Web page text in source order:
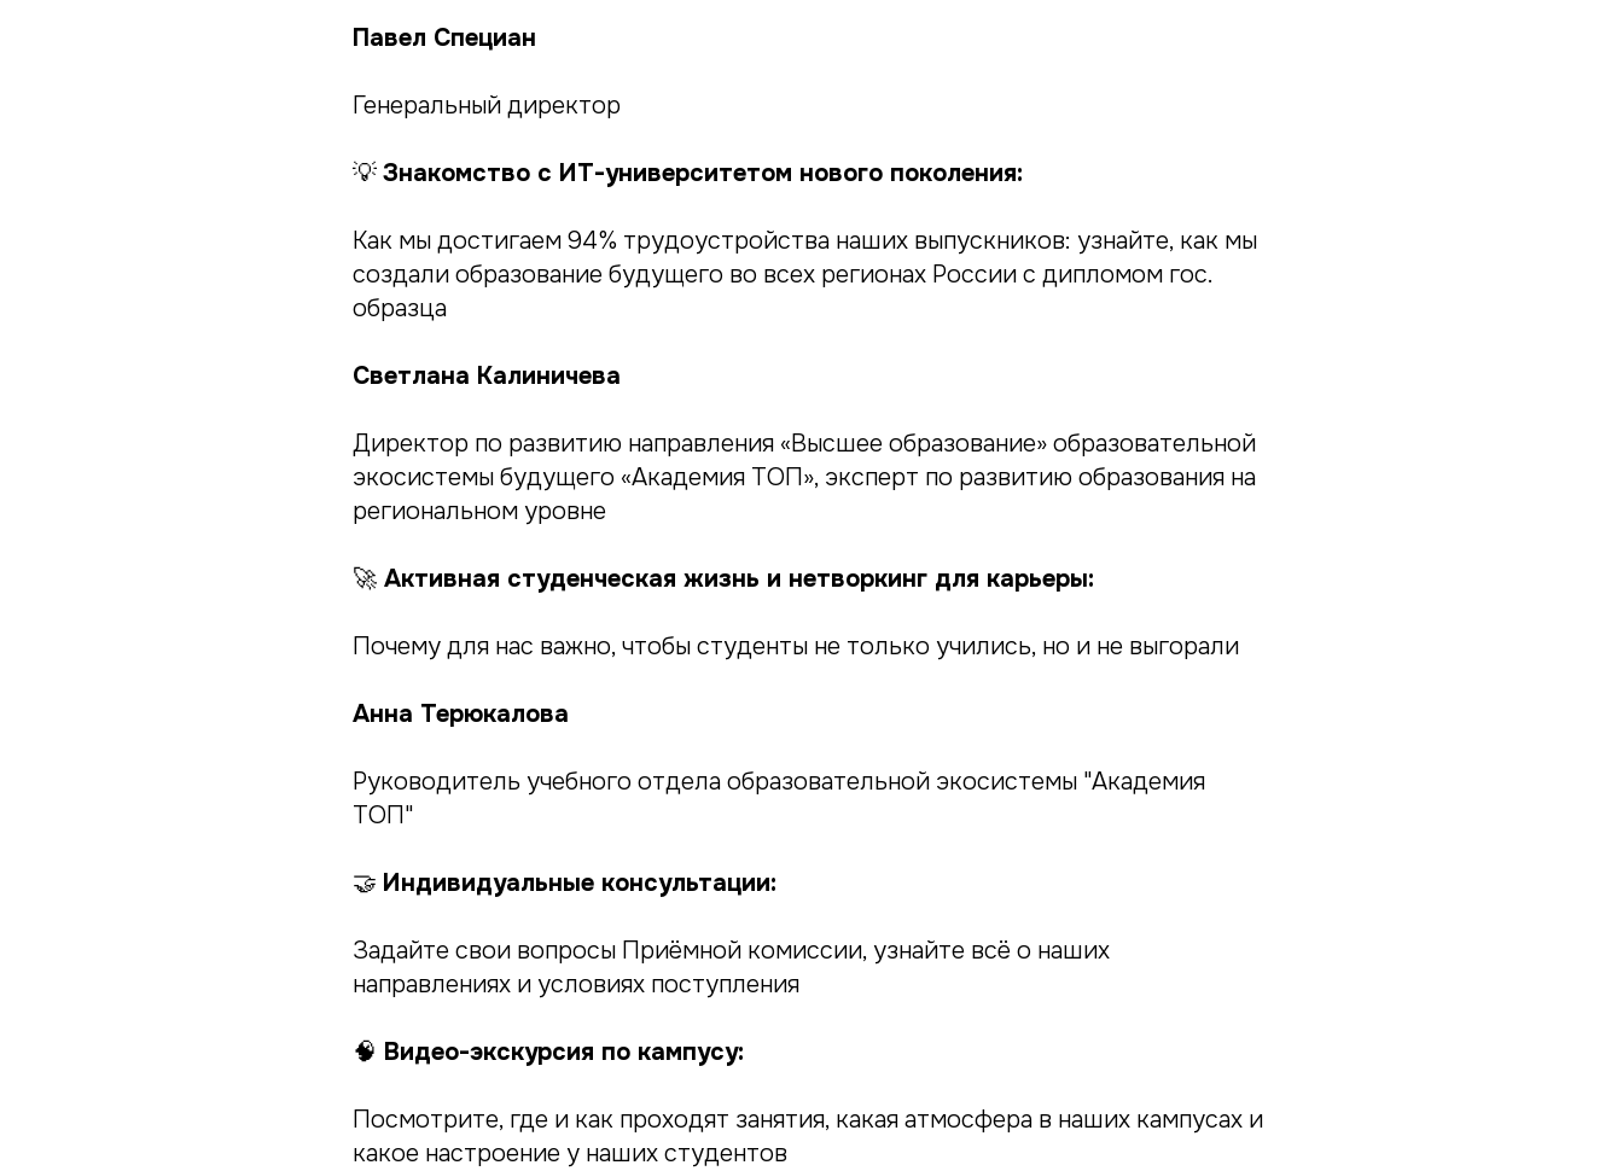
Павел Специан
Генеральный директор
💡 Знакомство с ИТ-университетом нового поколения:
Как мы достигаем 94% трудоустройства наших выпускников: узнайте, как мы
создали образование будущего во всех регионах России с дипломом гос.
образца
Светлана Калиничева
Директор по развитию направления «Высшее образование» образовательной
экосистемы будущего «Академия ТОП», эксперт по развитию образования на
региональном уровне
🚀 Активная студенческая жизнь и нетворкинг для карьеры:
Почему для нас важно, чтобы студенты не только учились, но и не выгорали
Анна Терюкалова
Руководитель учебного отдела образовательной экосистемы "Академия
ТОП"
🤝 Индивидуальные консультации:
Задайте свои вопросы Приёмной комиссии, узнайте всё о наших
направлениях и условиях поступления
🧠 Видео-экскурсия по кампусу:
Посмотрите, где и как проходят занятия, какая атмосфера в наших кампусах и
какое настроение у наших студентов